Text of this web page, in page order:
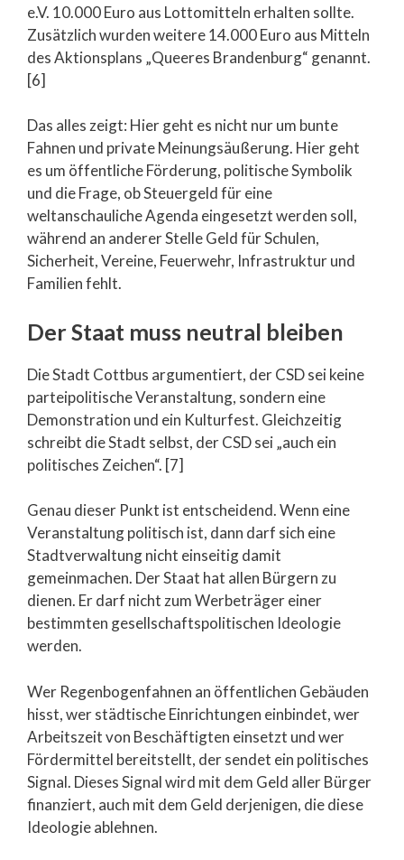
e.V. 10.000 Euro aus Lottomitteln erhalten sollte.
Zusätzlich wurden weitere 14.000 Euro aus Mitteln
des Aktionsplans „Queeres Brandenburg“ genannt.
[6]
Das alles zeigt: Hier geht es nicht nur um bunte
Fahnen und private Meinungsäußerung. Hier geht
es um öffentliche Förderung, politische Symbolik
und die Frage, ob Steuergeld für eine
weltanschauliche Agenda eingesetzt werden soll,
während an anderer Stelle Geld für Schulen,
Sicherheit, Vereine, Feuerwehr, Infrastruktur und
Familien fehlt.
Der Staat muss neutral bleiben
Die Stadt Cottbus argumentiert, der CSD sei keine
parteipolitische Veranstaltung, sondern eine
Demonstration und ein Kulturfest. Gleichzeitig
schreibt die Stadt selbst, der CSD sei „auch ein
politisches Zeichen“. [7]
Genau dieser Punkt ist entscheidend. Wenn eine
Veranstaltung politisch ist, dann darf sich eine
Stadtverwaltung nicht einseitig damit
gemeinmachen. Der Staat hat allen Bürgern zu
dienen. Er darf nicht zum Werbeträger einer
bestimmten gesellschaftspolitischen Ideologie
werden.
Wer Regenbogenfahnen an öffentlichen Gebäuden
hisst, wer städtische Einrichtungen einbindet, wer
Arbeitszeit von Beschäftigten einsetzt und wer
Fördermittel bereitstellt, der sendet ein politisches
Signal. Dieses Signal wird mit dem Geld aller Bürger
finanziert, auch mit dem Geld derjenigen, die diese
Ideologie ablehnen.